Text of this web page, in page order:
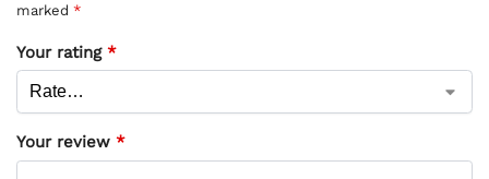
marked *
Your rating *
Your review *